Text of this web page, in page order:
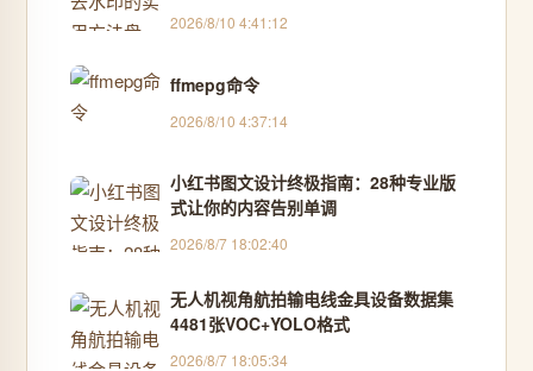
2026/8/10 4:41:12
ffmepg命令
2026/8/10 4:37:14
小红书图文设计终极指南：28种专业版
式让你的内容告别单调
2026/8/7 18:02:40
无人机视角航拍输电线金具设备数据集
4481张VOC+YOLO格式
2026/8/7 18:05:34